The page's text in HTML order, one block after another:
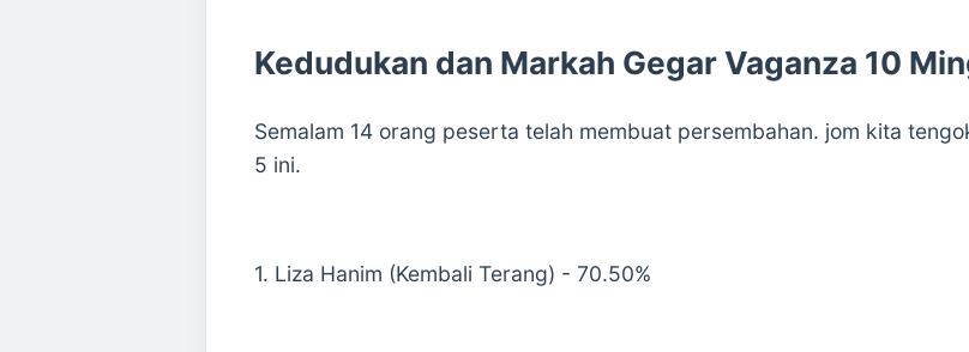
Kedudukan dan Markah Gegar Vaganza 10
Semalam 14 orang peserta telah membuat persembahan. jom kita
5 ini.
1. Liza Hanim (Kembali Terang) - 70.50%